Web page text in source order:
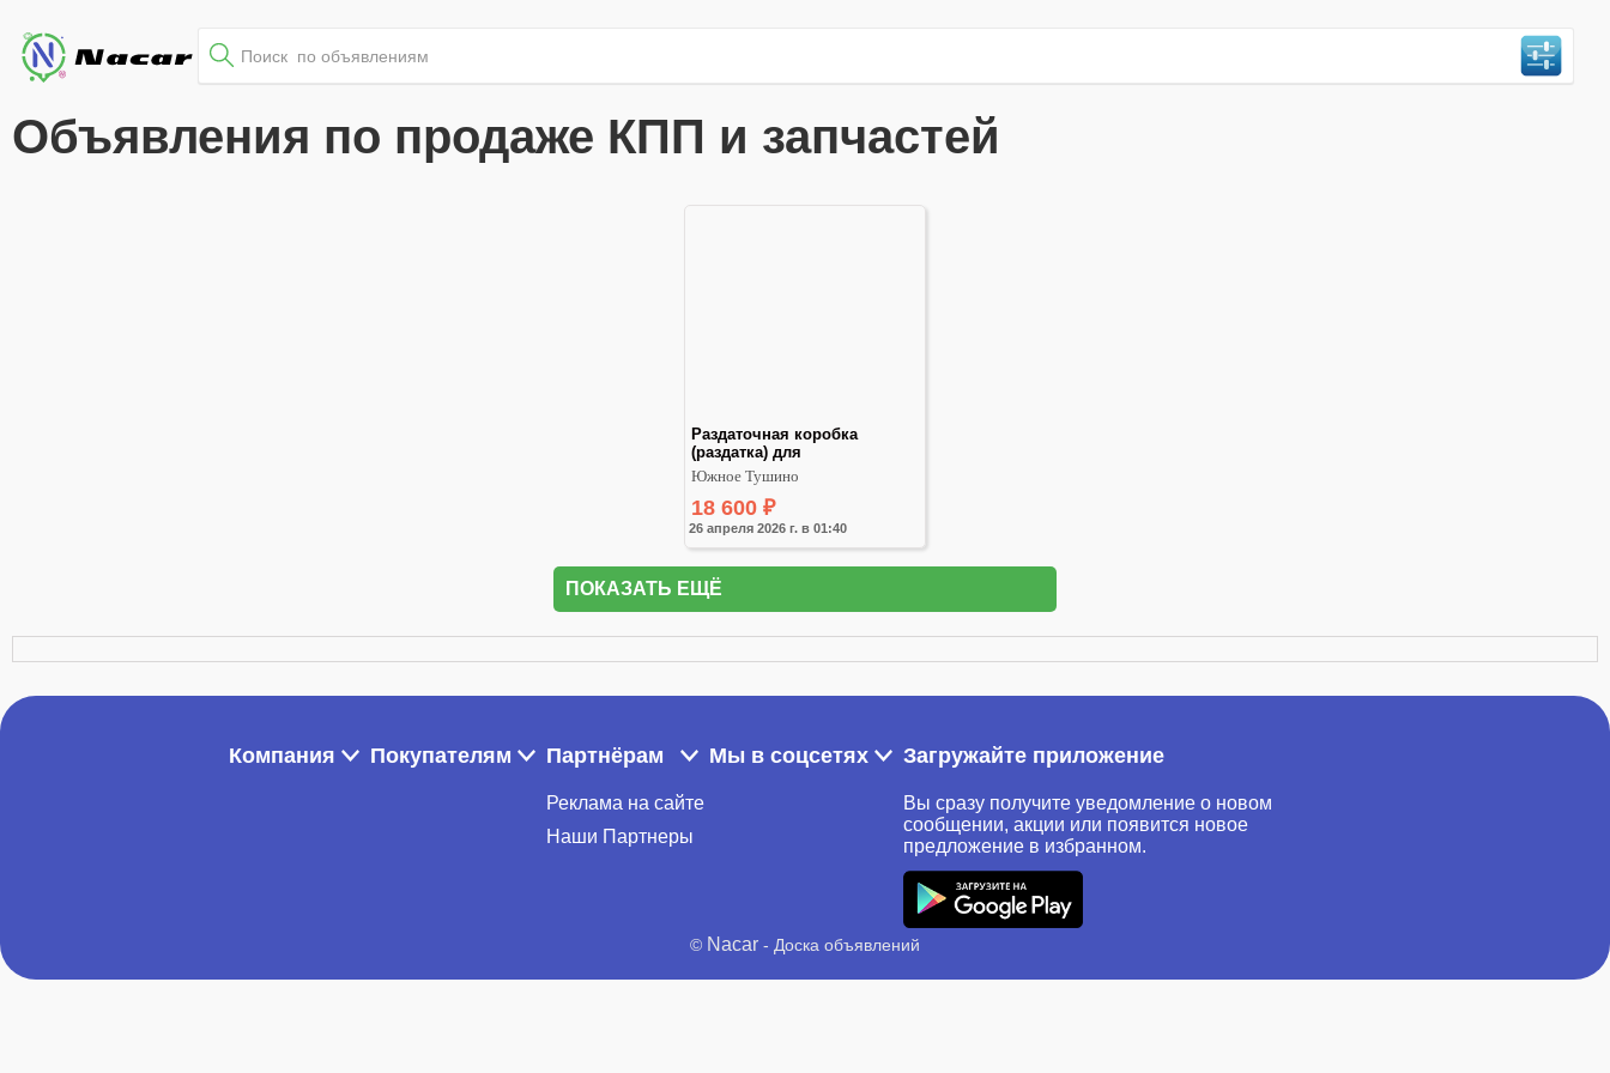
Объявления по продаже КПП и запчастей
26 апреля 2026 г. в 01:40
Раздаточная коробка
(раздатка) для
Южное Тушино
18 600 ₽
ПОКАЗАТЬ ЕЩЁ
Компания Покупателям Партнёрам
Реклама на сайте
Наши Партнеры
Мы в соцсетях Загружайте приложение
Вы сразу получите уведомление о новом
сообщении, акции или появится новое
предложение в избранном.
© Nacar - Доска объявлений